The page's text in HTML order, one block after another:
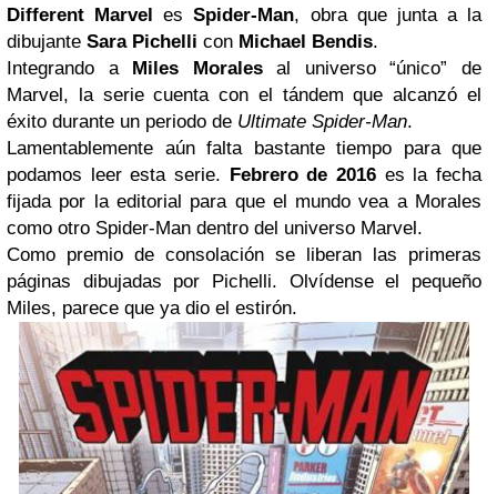
Different Marvel esSpider-Man, obra que junta a la
dibujante Sara Pichelli con Michael Bendis.
Integrando a Miles Moralesal universo “único” de
Marvel, la serie cuenta con el tándem que alcanzó el
éxito durante un periodo de Ultimate Spider-Man.
Lamentablemente aún falta bastante tiempo para que
podamos leer esta serie. Febrero de 2016 es la fecha
fijada por la editorial para que el mundo vea a Morales
como otro Spider-Man dentro del universo Marvel.
Como premio de consolación se liberan las primeras
páginas dibujadas por Pichelli. Olvídense el pequeño
Miles, parece que ya dio el estirón.